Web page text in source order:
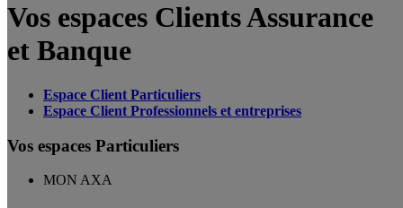
Vos espaces Clients Assurance
et Banque
Espace Client Particuliers
Espace Client Professionnels et entreprises
Vos espaces Particuliers
MON AXA